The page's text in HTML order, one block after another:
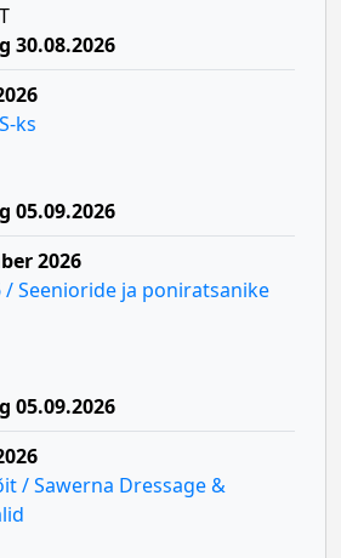
30.08.2026
ks
05.09.2026
2026
/ Seenioride ja poniratsanike
05.09.2026
/ Sawerna Dressage &